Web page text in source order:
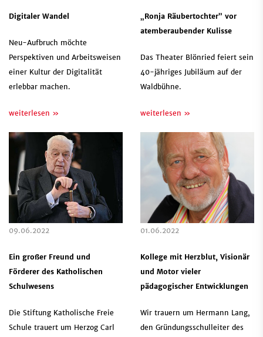
Digitaler Wandel
Neu-Aufbruch möchte
Perspektiven und Arbeitsweisen
einer Kultur der Digitalität
erlebbar machen.
weiterlesen »
„Ronja Räubertochter” vor
atemberaubender Kulisse
Das Theater Blönried feiert sein
40-jähriges Jubiläum auf der
Waldbühne.
weiterlesen »
09.06.2022
Ein großer Freund und
Förderer des Katholischen
Schulwesens
Die Stiftung Katholische Freie
Schule trauert um Herzog Carl
01.06.2022
Kollege mit Herzblut, Visionär
und Motor vieler
pädagogischer Entwicklungen
Wir trauern um Hermann Lang,
den Gründungsschulleiter des